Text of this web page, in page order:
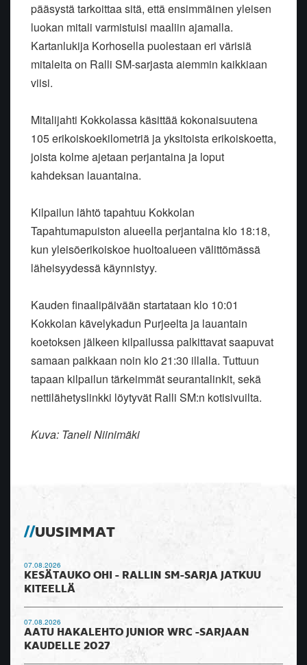
pääsystä tarkoittaa sitä, että ensimmäinen yleisen
luokan mitali varmistuisi maaliin ajamalla.
Kartanlukija Korhosella puolestaan eri värisiä
mitaleita on Ralli SM-sarjasta aiemmin kaikkiaan
viisi.
Mitalijahti Kokkolassa käsittää kokonaisuutena
105 erikoiskoekilometriä ja yksitoista erikoiskoetta,
joista kolme ajetaan perjantaina ja loput
kahdeksan lauantaina.
Kilpailun lähtö tapahtuu Kokkolan
Tapahtumapuiston alueella perjantaina klo 18:18,
kun yleisöerikoiskoe huoltoalueen välittömässä
läheisyydessä käynnistyy.
Kauden finaalipäivään startataan klo 10:01
Kokkolan kävelykadun Purjeelta ja lauantain
koetoksen jälkeen kilpailussa palkittavat saapuvat
samaan paikkaan noin klo 21:30 illalla. Tuttuun
tapaan kilpailun tärkeimmät seurantalinkit, sekä
nettilähetyslinkki löytyvät Ralli SM:n kotisivuilta.
Kuva: Taneli Niinimäki
UUSIMMAT
07.08.2026
KESÄTAUKO OHI - RALLIN SM-SARJA JATKUU
KITEELLÄ
07.08.2026
AATU HAKALEHTO JUNIOR WRC -SARJAAN
KAUDELLE 2027